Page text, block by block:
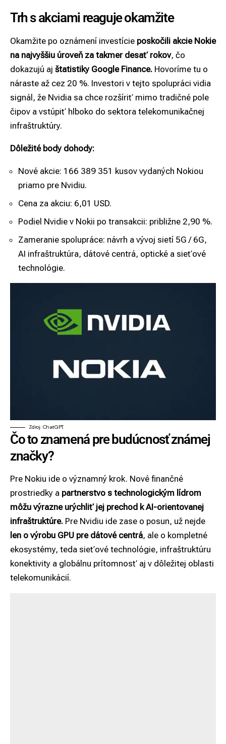
Trh s akciami reaguje okamžite
Okamžite po oznámení investície poskočili akcie Nokie
na najvyššiu úroveň za takmer desať rokov, čo
dokazujú aj štatistiky Google Finance. Hovoríme tu o
náraste až cez 20 %. Investori v tejto spolupráci vidia
signál, že Nvidia sa chce rozšíriť mimo tradičné pole
čipov a vstúpiť hlboko do sektora telekomunikačnej
infraštruktúry.
Dôležité body dohody:
Nové akcie: 166 389 351 kusov vydaných Nokiou
priamo pre Nvidiu.
Cena za akciu: 6,01 USD.
Podiel Nvidie v Nokii po transakcii: približne 2,90 %.
Zameranie spolupráce: návrh a vývoj sietí 5G / 6G,
AI infraštruktúra, dátové centrá, optické a sieťové
technológie.
Zdroj: ChatGPT.
Čo to znamená pre budúcnosť známej
značky?
Pre Nokiu ide o významný krok. Nové finančné
prostriedky a partnerstvo s technologickým lídrom
môžu výrazne urýchliť jej prechod k AI-orientovanej
infraštruktúre. Pre Nvidiu ide zase o posun, už nejde
len o výrobu GPU pre dátové centrá, ale o kompletné
ekosystémy, teda sieťové technológie, infraštruktúru
konektivity a globálnu prítomnosť aj v dôležitej oblasti
telekomunikácií.